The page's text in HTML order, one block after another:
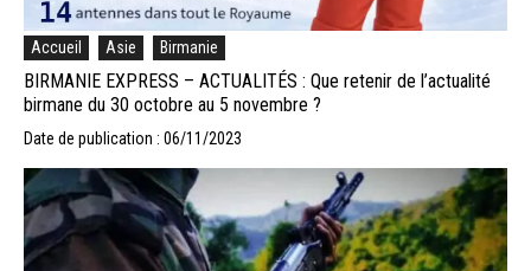
Accueil Asie Birmanie
BIRMANIE EXPRESS – ACTUALITÉS : Que retenir de l’actualité
birmane du 30 octobre au 5 novembre ?
Date de publication : 06/11/2023